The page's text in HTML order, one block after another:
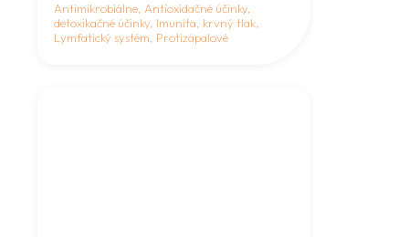
Antimikrobiálne, Antioxidačné účinky,
detoxikačné účinky, Imunita, krvný tlak,
Lymfatický systém, Protizápalové